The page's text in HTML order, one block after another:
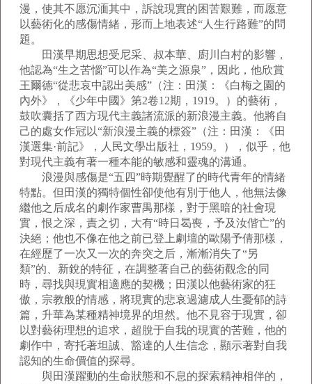
漫，使其不愿沉湎其中，訴說現實的困苦艱難，而愿意
以藝術化的感傷情緒，形而上地表述“人生行路難”的問
題。
田漢早期思想受尼采、叔本華、廚川白村的影響，
他認為“生之苦惱”可以作為“美之源泉”，因此，他欣賞
王爾德“從悲哀中認出美感”（注：田漢：《白梅之園的
內外》，《少年中國》第2卷12期，1919。）的藝術，
鼓吹囊括了西方現代主義諸流派的新浪漫主義。他將自
己的處女作冠以“新浪漫主義的標簽”（注：田漢：《田
漢選集·前記》，人民文學出版社，1959。），似乎，他
對現代主義有著一種本能的敏感和靈魂的溝通。
浪漫與感傷是“五四”時期覺醒了的時代青年的情緒
特點。但田漢的獨特個性卻使他有別于他人，他無法像
繼他之后成名的劇作家曹禺那樣，對于黑暗的社會現
實，恨之深，責之切，大有“時日曷喪，予及汝偕亡”的
決絕；他也不像在他之前已登上劇壇的歐陽予倩那樣，
在經歷了一次又一次的奔突之后，漸漸消失了“另
類”的、新銳的特征，在調整著自己的藝術觀念的同
時，尋找與現實相適應的契機；田漢以他藝術家的狂
傲，宗教般的情感，將現實的悲哀過濾成人生憂郁的詩
篇，升華為某種精神境界的坦然。他不見容于現實，卻
以對藝術理想的追求，超脫于自我的現實的苦難，他的
劇作中，寄托著坦誠、豁達的人生信念，顯示著對自我
認知的生命價值的探尋。
與田漢躍動的生命狀態和不息的探索精神相伴的，